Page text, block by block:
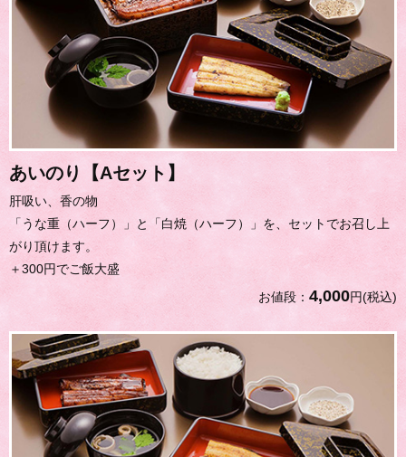
あいのり【Aセット】
肝吸い、香の物
「うな重（ハーフ）」と「白焼（ハーフ）」を、セットでお召し上
がり頂けます。
＋300円でご飯大盛
お値段： 4,000円(税込)